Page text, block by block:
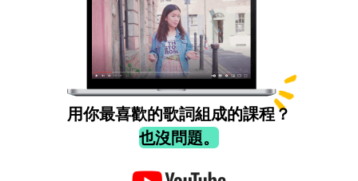
用你最喜歡的歌詞組成的課程？
也沒問題。